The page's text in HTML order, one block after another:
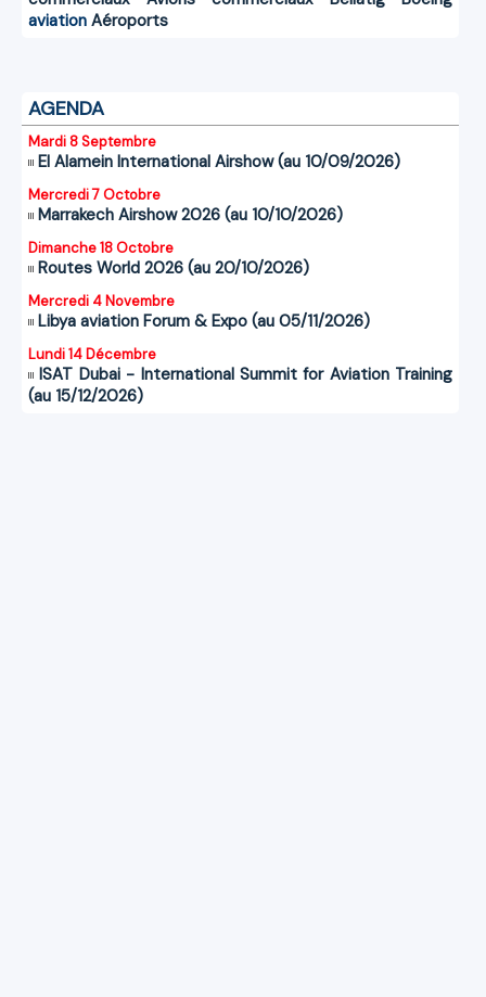
aviation Aéroports
AGENDA
Mardi 8 Septembre
El Alamein International Airshow (au 10/09/2026)
Mercredi 7 Octobre
Marrakech Airshow 2026 (au 10/10/2026)
Dimanche 18 Octobre
Routes World 2026 (au 20/10/2026)
Mercredi 4 Novembre
Libya aviation Forum & Expo (au 05/11/2026)
Lundi 14 Décembre
ISAT Dubai - International Summit for Aviation Training
(au 15/12/2026)